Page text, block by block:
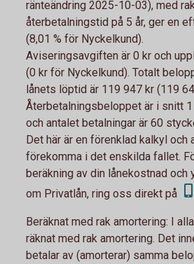
ränteändring 2025-10-03), med
återbetalningstid på 5 år, ger en
(8,01 % för Nyckelkund).
Aviseringsavgiften är 0 kr och
(0 kr för Nyckelkund). Totalt
lånets löptid är 119 947 kr (119
Återbetalningsbeloppet är i snitt
och antalet betalningar är 60
Det här är en förenklad kalkyl och
förekomma i det enskilda fallet.
beräkning av din lånekostnad och
om Privatlån, ring oss direkt på
Beräknat med rak amortering: I
räknat med rak amortering. Det
betalar av (amorterar) samma